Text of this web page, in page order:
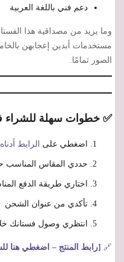
دعم فني باللغة العربية
وما يزيد من مصداقية هذا
مستخدمات أبدين إعجابهن
الصور تمامًا.
✅ خطوات سهلة للشراء
اضغطي على الرابط أدناه
حددي المقاس
اختاري طريقة الدفع
تأكدي من عنوان الشحن
انتظري وصول فستانك
🔗 [رابط المنتج – اضغطي هنا